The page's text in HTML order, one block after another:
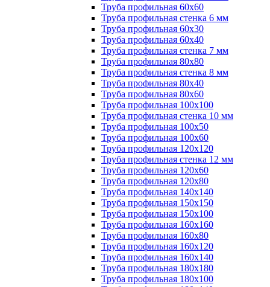
Труба профильная 60х60
Труба профильная стенка 6 мм
Труба профильная 60х30
Труба профильная 60х40
Труба профильная стенка 7 мм
Труба профильная 80х80
Труба профильная стенка 8 мм
Труба профильная 80х40
Труба профильная 80х60
Труба профильная 100х100
Труба профильная стенка 10 мм
Труба профильная 100х50
Труба профильная 100х60
Труба профильная 120х120
Труба профильная стенка 12 мм
Труба профильная 120х60
Труба профильная 120х80
Труба профильная 140х140
Труба профильная 150х150
Труба профильная 150х100
Труба профильная 160х160
Труба профильная 160х80
Труба профильная 160х120
Труба профильная 160х140
Труба профильная 180х180
Труба профильная 180х100